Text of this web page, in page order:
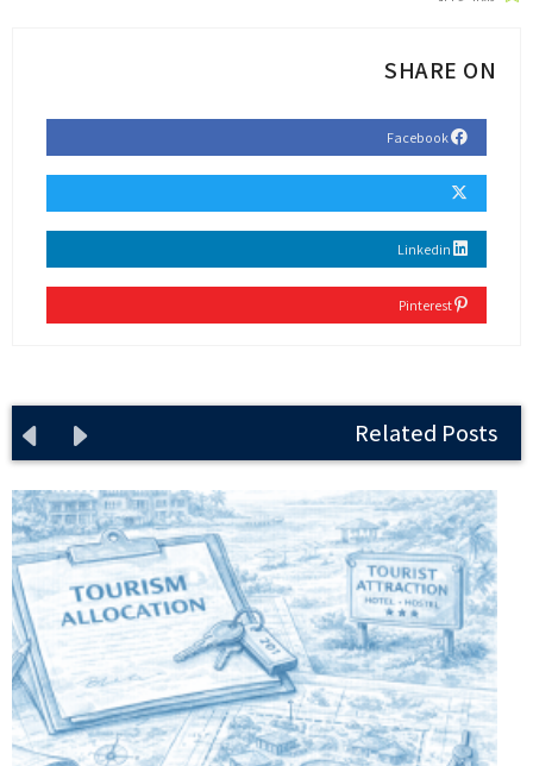
SHARE ON
Related Posts